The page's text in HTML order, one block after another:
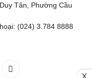
Tân, Phường Cầu
(024) 3.784 8888
X